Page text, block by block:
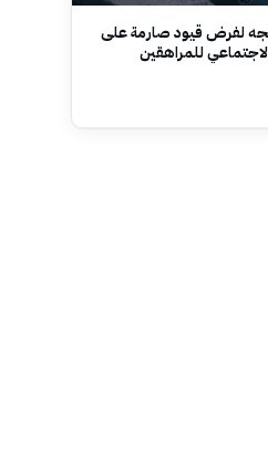
يتجه لفرض قيود صارمة على
للمراهقين